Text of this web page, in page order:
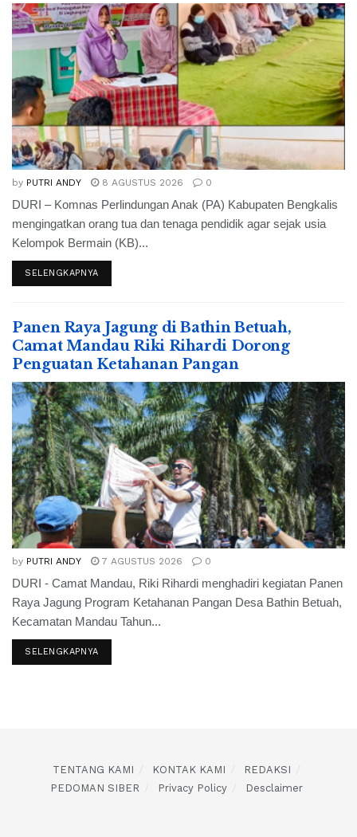
by PUTRI ANDY 8 AGUSTUS 2026 0
DURI – Komnas Perlindungan Anak (PA) Kabupaten Bengkalis
mengingatkan orang tua dan tenaga pendidik agar sejak usia
Kelompok Bermain (KB)...
SELENGKAPNYA
Panen Raya Jagung di Bathin Betuah,
Camat Mandau Riki Rihardi Dorong
Penguatan Ketahanan Pangan
by PUTRI ANDY 7 AGUSTUS 2026 0
DURI - Camat Mandau, Riki Rihardi menghadiri kegiatan Panen
Raya Jagung Program Ketahanan Pangan Desa Bathin Betuah,
Kecamatan Mandau Tahun...
SELENGKAPNYA
TENTANG KAMI KONTAK KAMI
REDAKSI
PEDOMAN SIBER
Privacy Policy Desclaimer